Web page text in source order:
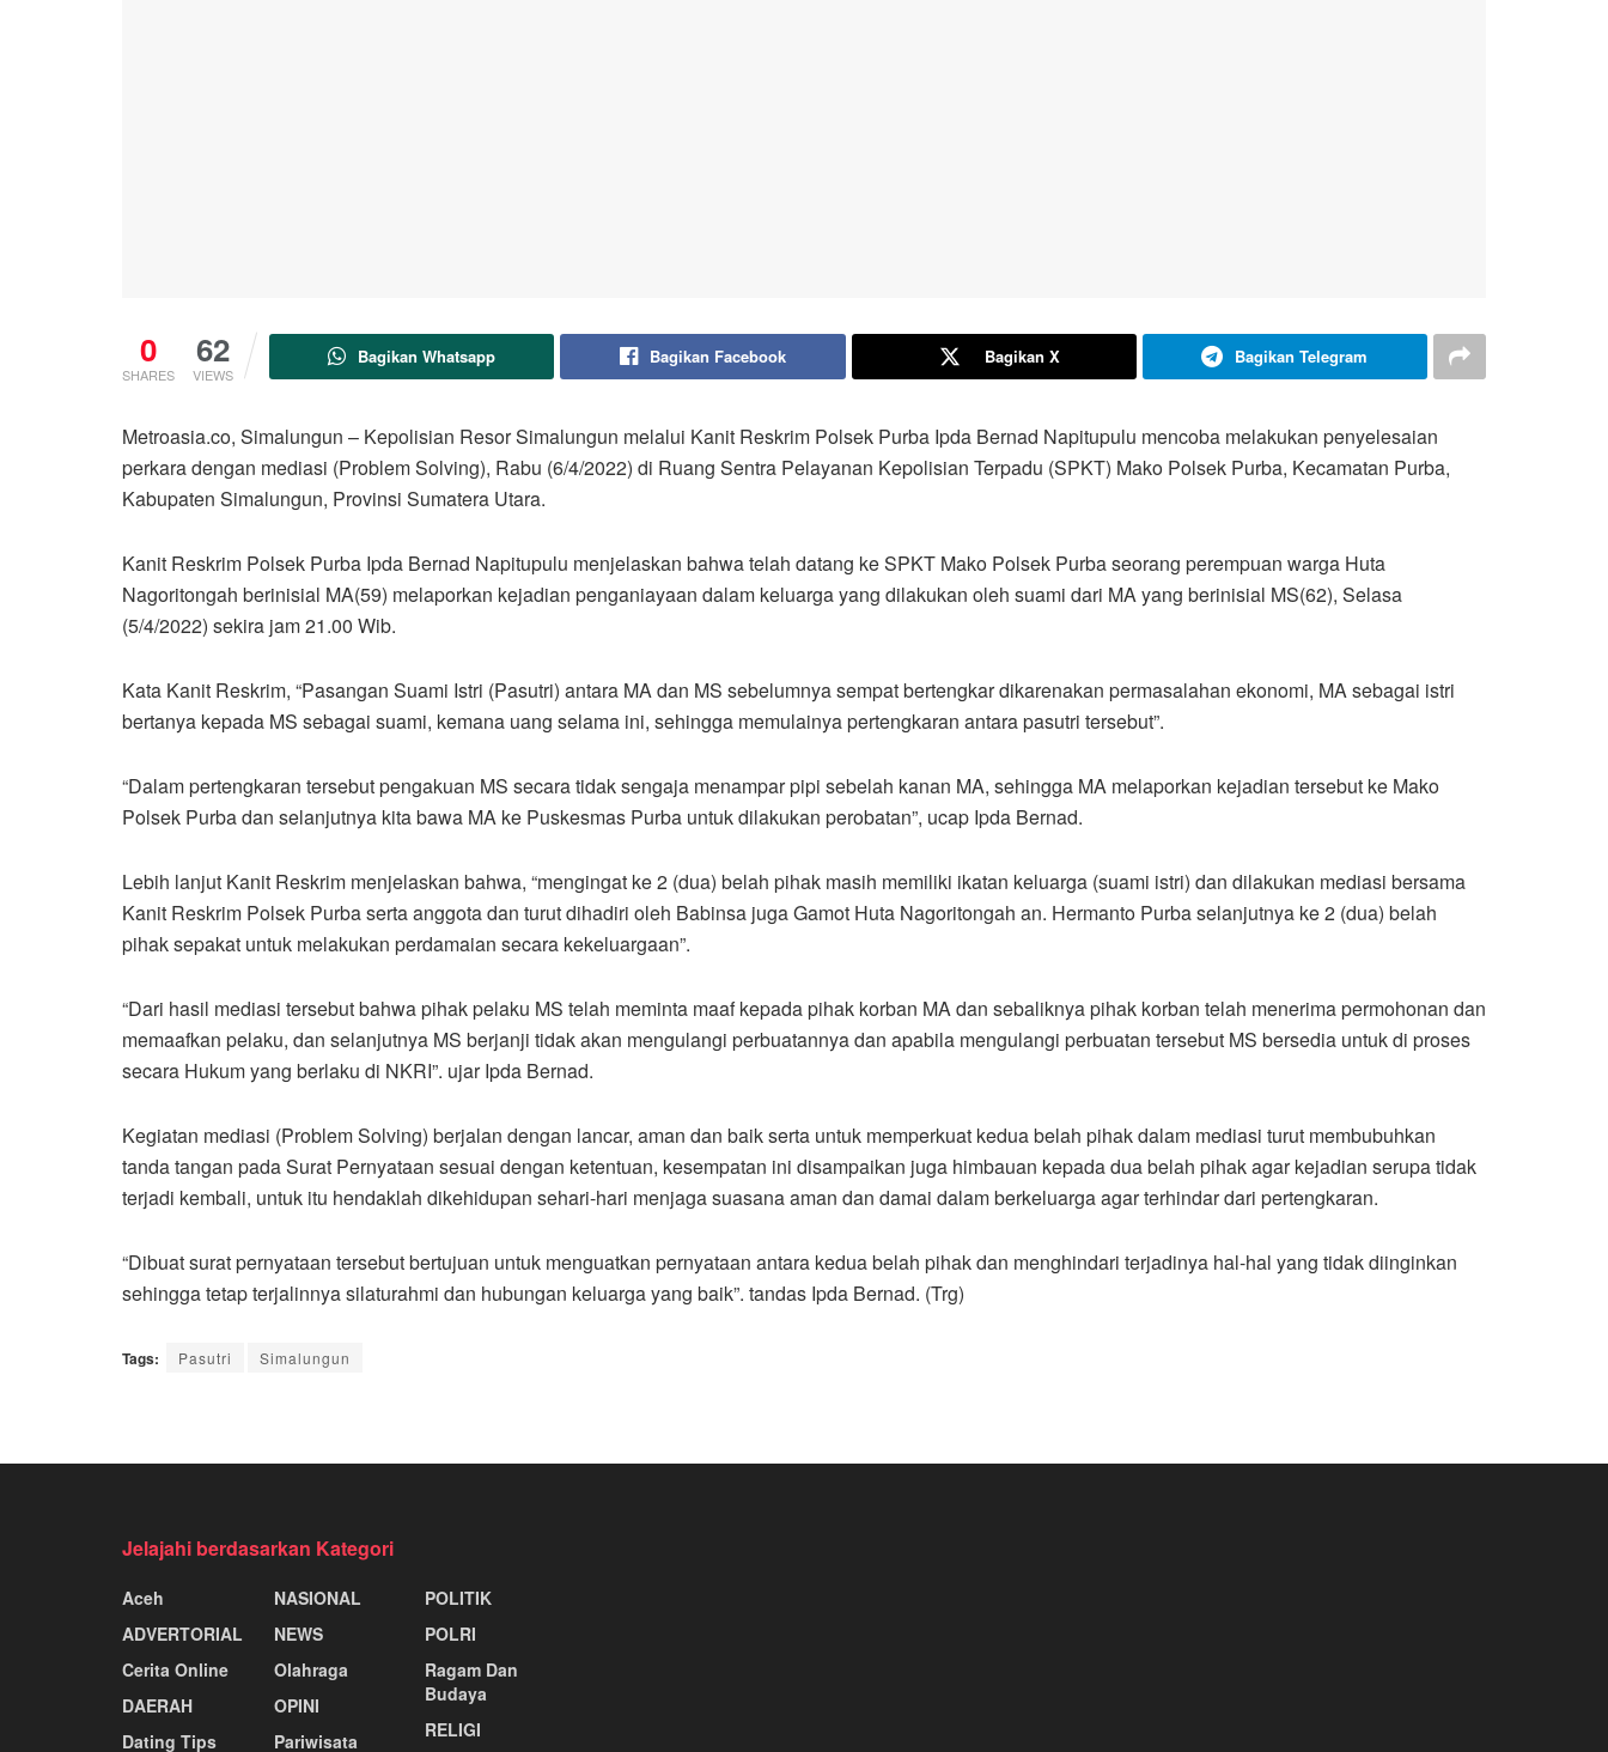
0
SHARES
62
VIEWS
Bagikan Whatsapp Bagikan Facebook Bagikan X Bagikan Telegram
Metroasia.co, Simalungun – Kepolisian Resor Simalungun melalui Kanit Reskrim Polsek Purba Ipda Bernad Napitupulu mencoba melakukan penyelesaian
perkara dengan mediasi (Problem Solving), Rabu (6/4/2022) di Ruang Sentra Pelayanan Kepolisian Terpadu (SPKT) Mako Polsek Purba, Kecamatan Purba,
Kabupaten Simalungun, Provinsi Sumatera Utara.
Kanit Reskrim Polsek Purba Ipda Bernad Napitupulu menjelaskan bahwa telah datang ke SPKT Mako Polsek Purba seorang perempuan warga Huta
Nagoritongah berinisial MA(59) melaporkan kejadian penganiayaan dalam keluarga yang dilakukan oleh suami dari MA yang berinisial MS(62), Selasa
(5/4/2022) sekira jam 21.00 Wib.
Kata Kanit Reskrim, “Pasangan Suami Istri (Pasutri) antara MA dan MS sebelumnya sempat bertengkar dikarenakan permasalahan ekonomi, MA sebagai istri
bertanya kepada MS sebagai suami, kemana uang selama ini, sehingga memulainya pertengkaran antara pasutri tersebut”.
“Dalam pertengkaran tersebut pengakuan MS secara tidak sengaja menampar pipi sebelah kanan MA, sehingga MA melaporkan kejadian tersebut ke Mako
Polsek Purba dan selanjutnya kita bawa MA ke Puskesmas Purba untuk dilakukan perobatan”, ucap Ipda Bernad.
Lebih lanjut Kanit Reskrim menjelaskan bahwa, “mengingat ke 2 (dua) belah pihak masih memiliki ikatan keluarga (suami istri) dan dilakukan mediasi bersama
Kanit Reskrim Polsek Purba serta anggota dan turut dihadiri oleh Babinsa juga Gamot Huta Nagoritongah an. Hermanto Purba selanjutnya ke 2 (dua) belah
pihak sepakat untuk melakukan perdamaian secara kekeluargaan”.
“Dari hasil mediasi tersebut bahwa pihak pelaku MS telah meminta maaf kepada pihak korban MA dan sebaliknya pihak korban telah menerima permohonan dan
memaafkan pelaku, dan selanjutnya MS berjanji tidak akan mengulangi perbuatannya dan apabila mengulangi perbuatan tersebut MS bersedia untuk di proses
secara Hukum yang berlaku di NKRI”. ujar Ipda Bernad.
Kegiatan mediasi (Problem Solving) berjalan dengan lancar, aman dan baik serta untuk memperkuat kedua belah pihak dalam mediasi turut membubuhkan
tanda tangan pada Surat Pernyataan sesuai dengan ketentuan, kesempatan ini disampaikan juga himbauan kepada dua belah pihak agar kejadian serupa tidak
terjadi kembali, untuk itu hendaklah dikehidupan sehari-hari menjaga suasana aman dan damai dalam berkeluarga agar terhindar dari pertengkaran.
“Dibuat surat pernyataan tersebut bertujuan untuk menguatkan pernyataan antara kedua belah pihak dan menghindari terjadinya hal-hal yang tidak diinginkan
sehingga tetap terjalinnya silaturahmi dan hubungan keluarga yang baik”. tandas Ipda Bernad. (Trg)
Tags: Pasutri Simalungun
Jelajahi berdasarkan Kategori
Aceh
ADVERTORIAL
Cerita Online
DAERAH
Dating Tips
NASIONAL
NEWS
Olahraga
OPINI
Pariwisata
POLITIK
POLRI
Ragam Dan
Budaya
RELIGI